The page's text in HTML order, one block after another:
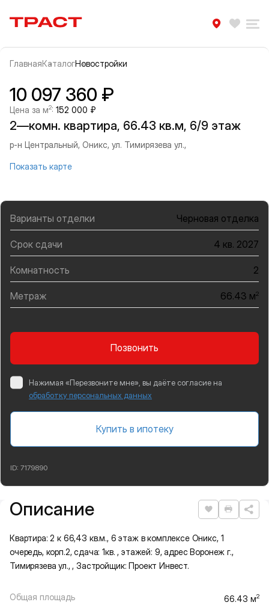
Траст | Служба недвижимости
ГлавнаяКаталогНовостройки
Информация об объекте
Галерея
10 097 360 ₽
Цена за м2: 152 000 ₽
2—комн. квартира, 66.43 кв.м, 6/9 этаж
р-н Центральный, Оникс, ул. Тимирязева ул.,
Показать карте
Варианты отделки Черновая отделка
Срок сдачи 4 кв. 2027
Комнатность 2
Метраж 66.43 м2
Позвонить
Нажимая «Перезвоните мне», вы даёте согласие на
обработку персональных данных
Купить в ипотеку
ID: 7179890
Подробная информация
Описание Нравится
Квартира: 2 к 66,43 кв.м., 6 этаж в комплексе Оникс, 1
очередь, корп.2, сдача: 1кв. , этажей: 9, адрес Воронеж г.,
Тимирязева ул., , Застройщик: Проект Инвест.
Общая площадь 66.43 м2